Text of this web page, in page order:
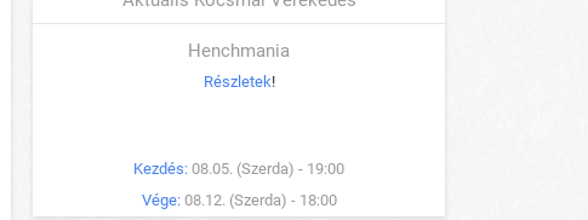
Henchmania
Részletek!
Kezdés: 08.05. (Szerda) - 19:00
Vége: 08.12. (Szerda) - 18:00